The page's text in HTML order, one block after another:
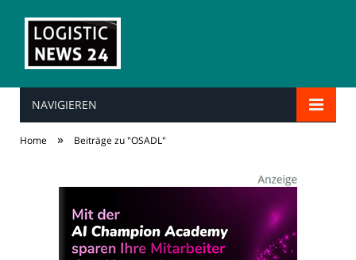
NAVIGIEREN
Home » Beiträge zu "OSADL"